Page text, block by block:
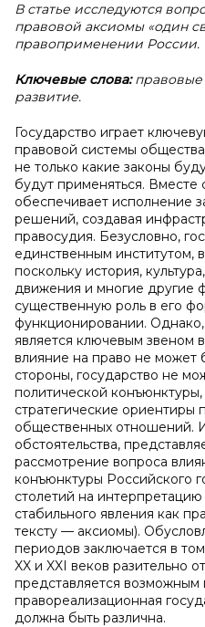
В статье исследуются
правовой аксиомы «один
правоприменении России.
Ключевые слова:правовые
развитие.
Государство играет
правовой системы
не только какие законы
будут применяться. Вместе
обеспечивает исполнение
решений, создавая
правосудия. Безусловно,
единственным институтом,
поскольку история,
движения и многие другие
существенную роль в его
функционировании.
является ключевым звеном
влияние на право не может
стороны, государство не
политической
стратегические ориентиры
общественных отношений.
обстоятельства,
рассмотрение вопроса
конъюнктуры Российского
столетий на
стабильного явления как
тексту — аксиомы).
периодов заключается в
XX и XXI веков разительно
представляется возможным
правореализационная
должна быть различна.